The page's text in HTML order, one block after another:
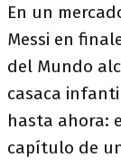
En un
Messi en
del Mundo
casaca
hasta ahora:
capítulo de